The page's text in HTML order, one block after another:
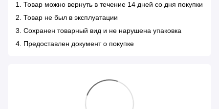
1. Товар можно вернуть в течение 14 дней со дня покупки
2. Товар не был в эксплуатации
3. Сохранен товарный вид и не нарушена упаковка
4. Предоставлен документ о покупке